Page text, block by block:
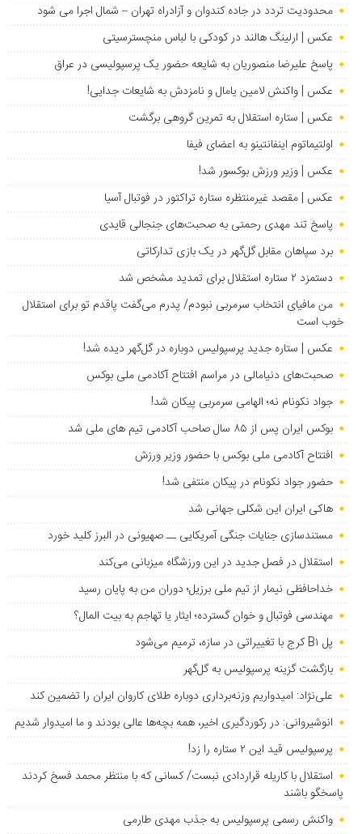
محدودیت تردد در جاده کندوان و آزادراه تهران – شمال اجرا می شود
عکس | ارلینگ هالند در کودکی با لباس منچسترسیتی
پاسخ علیرضا منصوریان به شایعه حضور یک پرسپولیسی در عراق
عکس | واکنش لامین یامال و نامزدش به شایعات جدایی!
عکس | ستاره استقلال به تمرین گروهی برگشت
اولتیماتوم اینفانتینو به اعضای فیفا
عکس | وزیر ورزش بوکسور شد!
عکس | مقصد غیرمنتظره ستاره تراکتور در فوتبال آسیا
پاسخ تند مهدی رحمتی به صحبت‌های جنجالی قایدی
برد سپاهان مقابل گل‌گهر در یک بازی تدارکاتی
دستمزد ۲ ستاره استقلال برای تمدید مشخص شد
من مافیای انتخاب سرمربی نبودم/ پدرم می‌گفت پاقدم تو برای استقلال
خوب است
عکس | ستاره جدید پرسپولیس دوباره در گل‌گهر دیده شد!
صحبت‌های دنیامالی در مراسم افتتاح آکادمی ملی بوکس
جواد نکونام نه؛ الهامی سرمربی پیکان شد!
بوکس ایران پس از ۸۵ سال صاحب آکادمی تیم های ملی شد
افتتاح آکادمی ملی بوکس با حضور وزیر ورزش
حضور جواد نکونام در پیکان منتفی شد!
هاکی ایران این شکلی جهانی شد
مستندسازی جنایات جنگی آمریکایی ــ صهیونی در البرز کلید خورد
استقلال در فصل جدید در این ورزشگاه میزبانی می‌کند
خداحافظی نیمار از تیم ملی برزیل؛ دوران من به پایان رسید
مهندسی فوتبال و خوان گسترده؛ ایثار یا تهاجم به بیت المال؟
پل B۱ کرج با تغییراتی در سازه، ترمیم می‌شود
بازگشت گزینه پرسپولیس به ‌گل‌گهر
علی‌نژاد: امیدواریم وزنه‌برداری دوباره طلای کاروان ایران را تضمین کند
انوشیروانی: در رکوردگیری اخیر، همه بچه‌ها عالی بودند و ما امیدوار شدیم
پرسپولیس قید این ۲ ستاره را زد!
استقلال با کاریله قراردادی نبست/ کسانی که با منتظر محمد فسخ کردند
پاسخگو باشند
واکنش رسمی پرسپولیس به جذب مهدی طارمی